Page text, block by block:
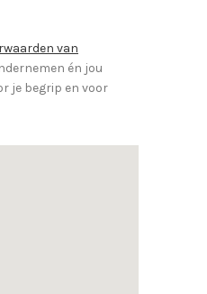
van
én jou
je begrip en voor